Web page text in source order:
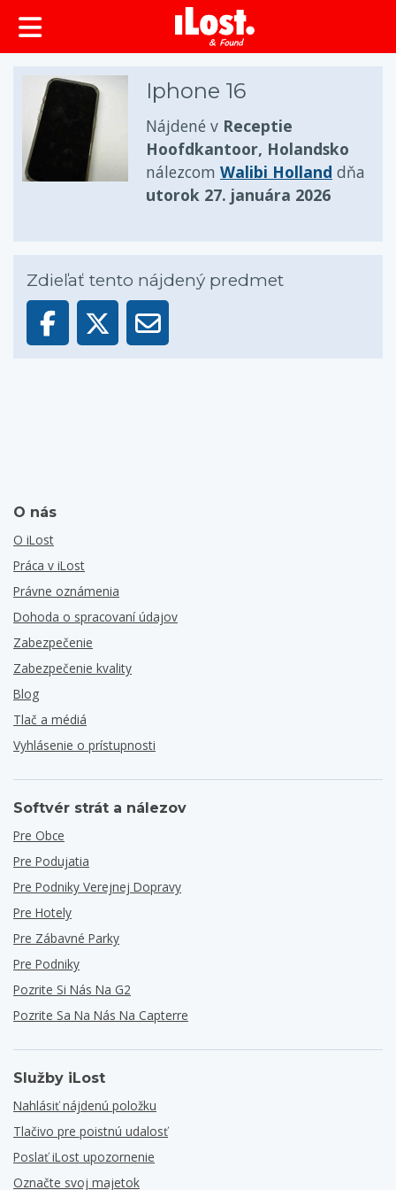
Iphone 16
Nájdené v Receptie
Hoofdkantoor, Holandsko
nálezcom Walibi Holland dňa
utorok 27. januára 2026
Zdieľať tento nájdený predmet
O nás
O iLost
Práca v iLost
Právne oznámenia
Dohoda o spracovaní údajov
Zabezpečenie
Zabezpečenie kvality
Blog
Tlač a médiá
Vyhlásenie o prístupnosti
Softvér strát a nálezov
Pre Obce
Pre Podujatia
Pre Podniky Verejnej Dopravy
Pre Hotely
Pre Zábavné Parky
Pre Podniky
Pozrite Si Nás Na G2
Pozrite Sa Na Nás Na Capterre
Služby iLost
Nahlásiť nájdenú položku
Tlačivo pre poistnú udalosť
Poslať iLost upozornenie
Označte svoj majetok